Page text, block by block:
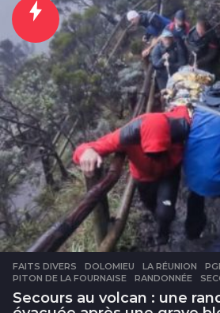
r
s
FAITS DIVERS DOLOMIEU ,LA RÉUNION ,
PITON DE LA FOURNAISE
,RANDONNÉE ,
Secours au volcan : une